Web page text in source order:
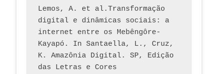
Lemos, A. et al.Transformação
digital e dinâmicas sociais: a
internet entre os Mebêngôre-
Kayapó. In Santaella, L., Cruz,
K. Amazônia Digital. SP, Edição
das Letras e Cores